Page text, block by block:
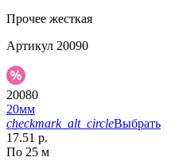
Прочее жесткая
Артикул 20090
20080
20мм
checkmark_alt_circleВыбрать
17.51 р.
По 25 м